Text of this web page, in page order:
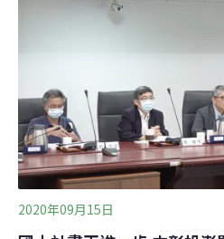
市近年來發展快速，2017年以
計畫（草案）預估2036年將破
續移入，產業用地及住商用地
紛面臨開發壓力，如何有秩序
展，成了台中市國土計畫的重
略 搶「宜居首都」稱號台中市
核心發展，分別為原台中市的「
區的「山城核心」以及，以台
水、沙鹿、梧棲串聯而成的「雙
2020年09月15日